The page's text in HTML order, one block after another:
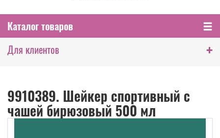
Каталог товаров
Для клиентов
+
9910389. Шейкер спортивный с
чашей бирюзовый 500 мл